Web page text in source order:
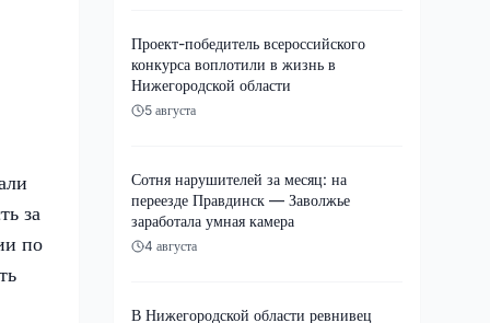
за
по
Проект-победитель всероссийского
конкурса воплотили в жизнь в
Нижегородской области
5 августа
Сотня нарушителей за месяц: на
переезде Правдинск — Заволжье
заработала умная камера
4 августа
В Нижегородской области ревнивец